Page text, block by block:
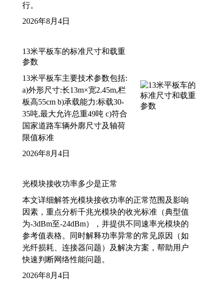
行。
2026年8月4日
13米平板车的标准尺寸和载重
参数
13米平板车主要技术参数包括:
a)外形尺寸:长13m×宽2.45m,栏
板高55cm b)承载能力:标载30-
35吨,最大允许总重49吨 c)符合
国家道路车辆外廓尺寸及轴荷
限值标准
2026年8月4日
光模块接收功率多少是正常
本文详细解答光模块接收功率的正常范围及影响
因素，重点分析千兆光模块的收光标准（典型值
为-3dBm至-24dBm），并提供不同速率光模块的
参考值表格。同时解释功率异常的常见原因（如
光纤损耗、连接器问题）及解决方案，帮助用户
快速判断网络性能问题。
2026年8月4日